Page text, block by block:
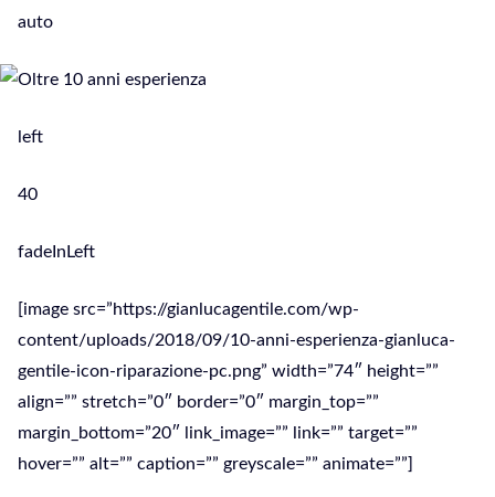
auto
left
40
fadeInLeft
[image src=”https://gianlucagentile.com/wp-
content/uploads/2018/09/10-anni-esperienza-gianluca-
gentile-icon-riparazione-pc.png” width=”74″ height=””
align=”” stretch=”0″ border=”0″ margin_top=””
margin_bottom=”20″ link_image=”” link=”” target=””
hover=”” alt=”” caption=”” greyscale=”” animate=””]